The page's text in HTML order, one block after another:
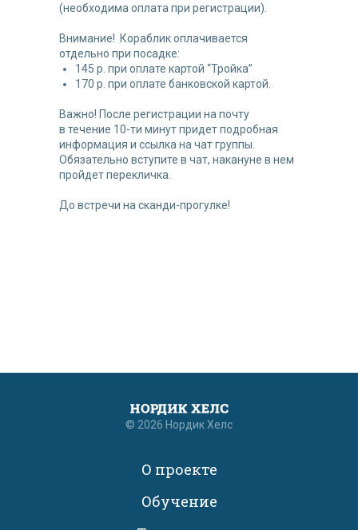
(необходима оплата при регистрации).
Внимание! Кораблик оплачивается
отдельно при посадке:
145 р. при оплате картой “Тройка”
170 р. при оплате банковской картой.
Важно! После регистрации на почту
в течение 10-ти минут придет подробная
информация и ссылка на чат группы.
Обязательно вступите в чат, накануне в нем
пройдет перекличка.
До встречи на сканди-прогулке!
© 2026 Нордик Хелс
О проекте
Обучение